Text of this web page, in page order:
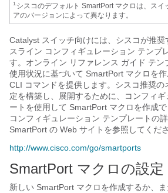
1.シスコのデフォルト SmartPort マクロは、スイ
アのバージョンによって異なります。
Catalyst スイッチ向けには、シスコが推奨
スライン コンフィギュレーション テンプ
す。オンライン リファレンス ガイド テン
使用状況に基づいて SmartPort マクロを
CLI コマンドを提供します。シスコ推奨の
定を構築し、展開するために、コンフィ
ートを使用して SmartPort マクロを作成
コンフィギュレーション テンプレートの
SmartPort の Web サイトを参照してくださ
http://www.cisco.com/go/smartports
SmartPort マクロの設定
新しい SmartPort マクロを作成するか、